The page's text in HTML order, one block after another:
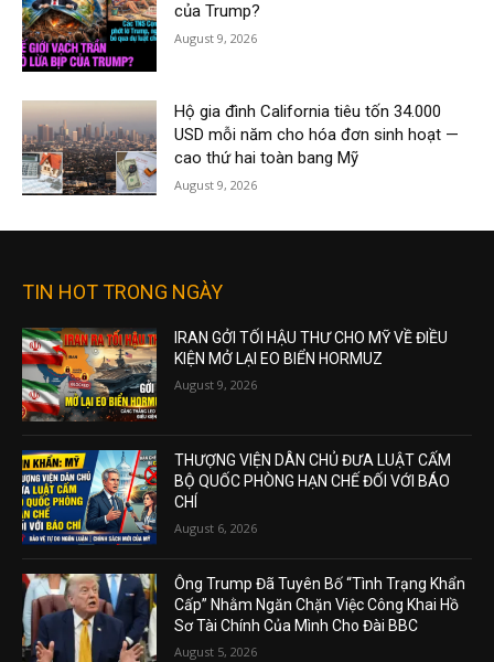
của Trump?
August 9, 2026
Hộ gia đình California tiêu tốn 34.000
USD mỗi năm cho hóa đơn sinh hoạt —
cao thứ hai toàn bang Mỹ
August 9, 2026
TIN HOT TRONG NGÀY
IRAN GỞI TỐI HẬU THƯ CHO MỸ VỀ ĐIỀU
KIỆN MỞ LẠI EO BIỂN HORMUZ
August 9, 2026
THƯỢNG VIỆN DÂN CHỦ ĐƯA LUẬT CẤM
BỘ QUỐC PHÒNG HẠN CHẾ ĐỐI VỚI BÁO
CHÍ
August 6, 2026
Ông Trump Đã Tuyên Bố “Tình Trạng Khẩn
Cấp” Nhằm Ngăn Chặn Việc Công Khai Hồ
Sơ Tài Chính Của Mình Cho Đài BBC
August 5, 2026